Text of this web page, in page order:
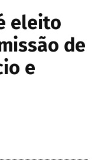
eleito
de
e